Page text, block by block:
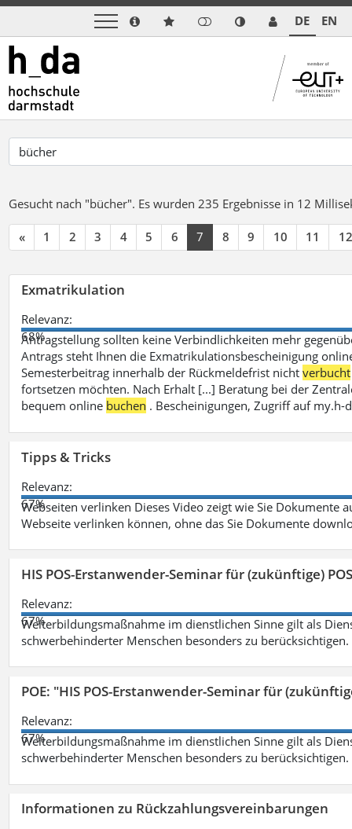
DE EN
Gesucht nach "bücher". Es wurden 235 Ergebnisse in 12
« 1 2 3 4 5 6 7 8 9 10 11 12
Exmatrikulation
Relevanz:
68%
Antragstellung sollten keine Verbindlichkeiten mehr
Antrags steht Ihnen die Exmatrikulationsbescheinigung
Semesterbeitrag innerhalb der Rückmeldefrist nichtverbucht
fortsetzen möchten. Nach Erhalt [...] Beratung bei der
bequem online buchen . Bescheinigungen, Zugriff auf
Tipps & Tricks
Relevanz:
67%
Webseiten verlinken Dieses Video zeigt wie Sie Dokumente
Webseite verlinken können, ohne das Sie Dokumente
HIS POS-Erstanwender-Seminar für (zukünftige)
Relevanz:
67%
Weiterbildungsmaßnahme im dienstlichen Sinne gilt als
schwerbehinderter Menschen besonders zu berücksichtigen.
POE: "HIS POS-Erstanwender-Seminar für
Relevanz:
67%
Weiterbildungsmaßnahme im dienstlichen Sinne gilt als
schwerbehinderter Menschen besonders zu berücksichtigen.
Informationen zu Rückzahlungsvereinbarungen